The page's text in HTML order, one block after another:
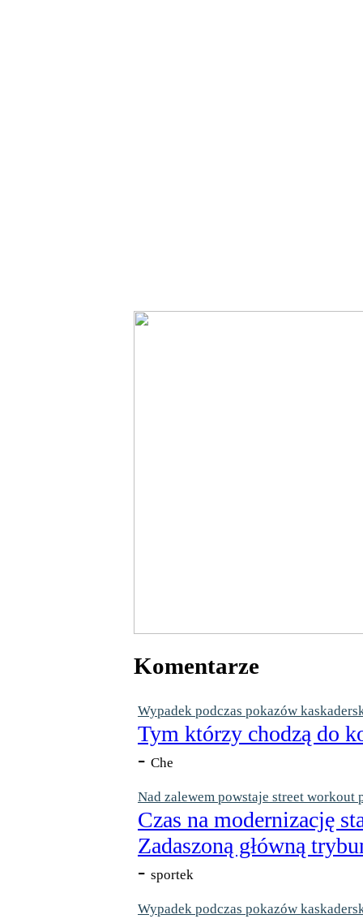
Komentarze
Wypadek podczas pokazów
Tym którzy chodzą do
- Che
Nad zalewem powstaje street workout
Czas na modernizację
Zadaszoną główną
- sportek
Wypadek podczas pokazów